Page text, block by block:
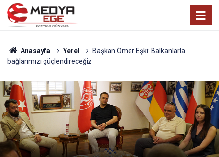
Anasayfa Yerel
Başkan Ömer Eşki: Balkanlarla
bağlarımızı güçlendireceğiz